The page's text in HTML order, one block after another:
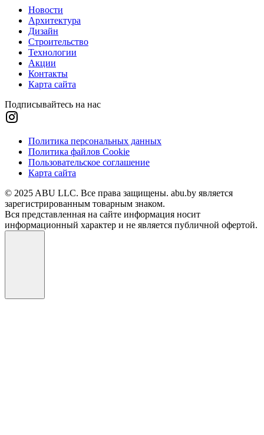
Новости
Архитектура
Дизайн
Строительство
Технологии
Акции
Контакты
Карта сайта
Подписывайтесь на нас
Политика персональных данных
Политика файлов Cookie
Пользовательское соглашение
Карта сайта
© 2025 ABU LLC. Все права защищены. abu.by является
зарегистрированным товарным знаком.
Вся представленная на сайте информация носит
информационный характер и не является публичной офертой.